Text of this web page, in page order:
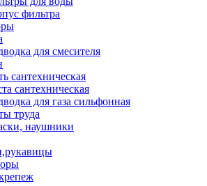
фильтра
для смесителя
сантехническая
сантехническая
для газа сильфонная
труда
наушники